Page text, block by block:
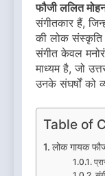
फौजी ललित
संगीतकार हैं,
की लोक संस्कृति
संगीत केवल
माध्यम है, जो
उनके संघर्षों को
Table of
लोक गायक